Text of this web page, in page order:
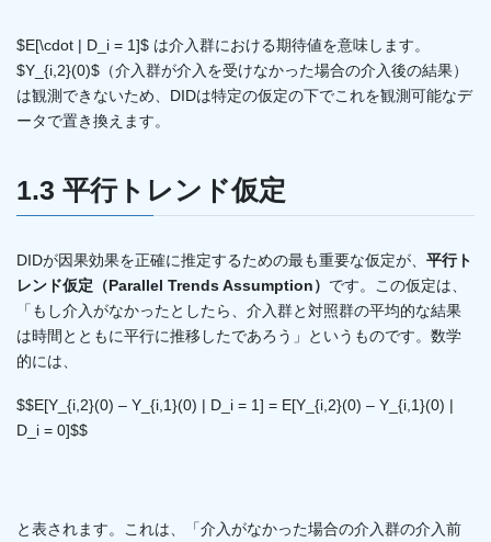
$E[\cdot | D_i = 1]$ は介入群における期待値を意味します。
$Y_{i,2}(0)$（介入群が介入を受けなかった場合の介入後の結果）
は観測できないため、DIDは特定の仮定の下でこれを観測可能なデ
ータで置き換えます。
1.3 平行トレンド仮定
DIDが因果効果を正確に推定するための最も重要な仮定が、 平行ト
レンド仮定（Parallel Trends Assumption） です。この仮定は、
「もし介入がなかったとしたら、介入群と対照群の平均的な結果
は時間とともに平行に推移したであろう」というものです。数学
的には、
$$E[Y_{i,2}(0) – Y_{i,1}(0) | D_i = 1] = E[Y_{i,2}(0) – Y_{i,1}(0) |
D_i = 0]$$
と表されます。これは、「介入がなかった場合の介入群の介入前